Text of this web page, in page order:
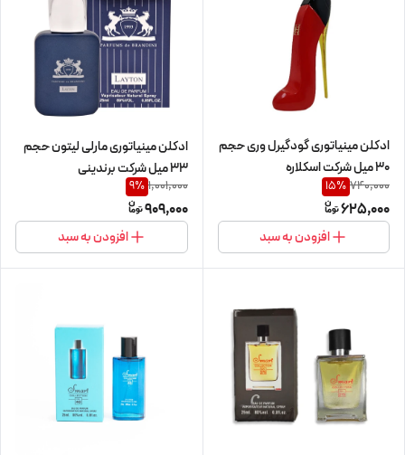
ادکلن مینیاتوری گودگیرل وری حجم
30 میل شرکت اسکلاره
740,000
15%
625,000
افزودن به سبد
ادکلن مینیاتوری مارلی لیتون حجم
33 میل شرکت برندینی
1,001,000
9%
909,000
افزودن به سبد